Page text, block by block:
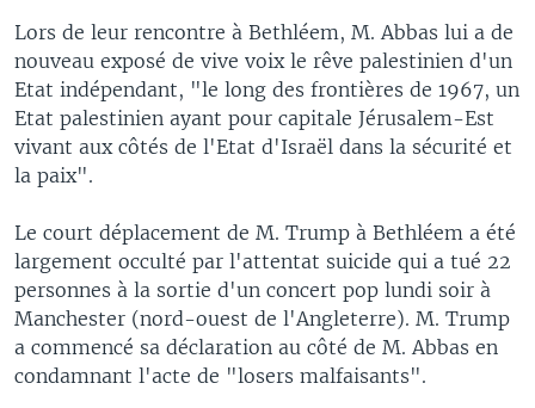
Lors de leur rencontre à Bethléem, M. Abbas lui a de
nouveau exposé de vive voix le rêve palestinien d'un
Etat indépendant, "le long des frontières de 1967, un
Etat palestinien ayant pour capitale Jérusalem-Est
vivant aux côtés de l'Etat d'Israël dans la sécurité et
la paix".
Le court déplacement de M. Trump à Bethléem a été
largement occulté par l'attentat suicide qui a tué 22
personnes à la sortie d'un concert pop lundi soir à
Manchester (nord-ouest de l'Angleterre). M. Trump
a commencé sa déclaration au côté de M. Abbas en
condamnant l'acte de "losers malfaisants".